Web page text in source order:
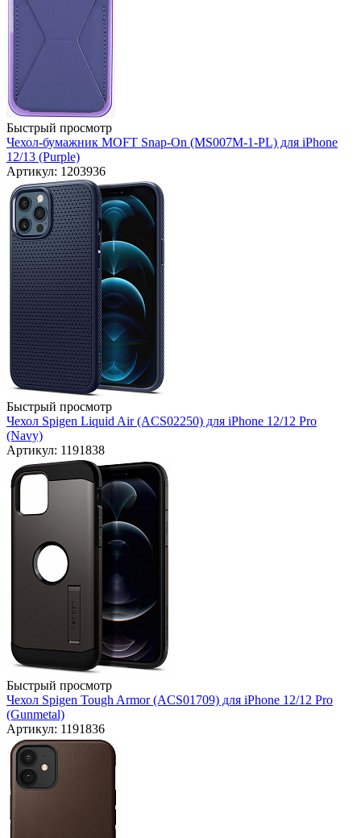
Быстрый просмотр
Чехол-бумажник MOFT Snap-On (MS007M-1-PL) для iPhone
12/13 (Purple)
Артикул: 1203936
Быстрый просмотр
Чехол Spigen Liquid Air (ACS02250) для iPhone 12/12 Pro
(Navy)
Артикул: 1191838
Быстрый просмотр
Чехол Spigen Tough Armor (ACS01709) для iPhone 12/12 Pro
(Gunmetal)
Артикул: 1191836